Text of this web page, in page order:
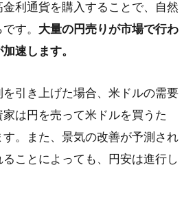
利通貨を購入することで、自然
す。 大量の円売りが市場で行わ
速します。
引き上げた場合、米ドルの需要
は円を売って米ドルを買うた
。また、景気の改善が予測され
ことによっても、円安は進行し